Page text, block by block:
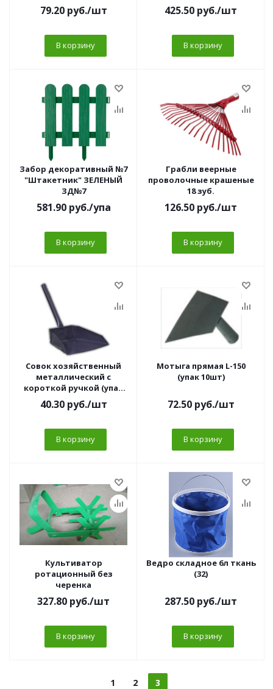
79.20руб./шт
В корзину
425.50 руб./шт
В корзину
Забор декоративный №7
"Штакетник" ЗЕЛЕНЫЙ
ЗД№7
581.90руб./упа
В корзину
Грабли веерные
проволочные крашеные
18 зуб.
126.50 руб./шт
В корзину
Совок хозяйственный
металлический с
короткой ручкой (упак
15шт)
40.30руб./шт
В корзину
Мотыга прямая L-150
(упак 10шт)
72.50руб./шт
В корзину
Культиватор
ротационный без
черенка
327.80 руб./шт
В корзину
Ведро складное 6л ткань
(32)
287.50 руб./шт
В корзину
1 2 3